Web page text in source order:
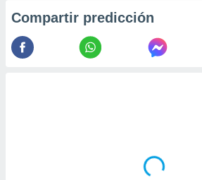
Compartir predicción